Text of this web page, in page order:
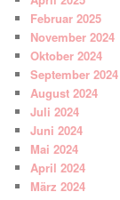
Februar 2025
November 2024
Oktober 2024
September 2024
August 2024
Juli 2024
Juni 2024
Mai 2024
April 2024
März 2024